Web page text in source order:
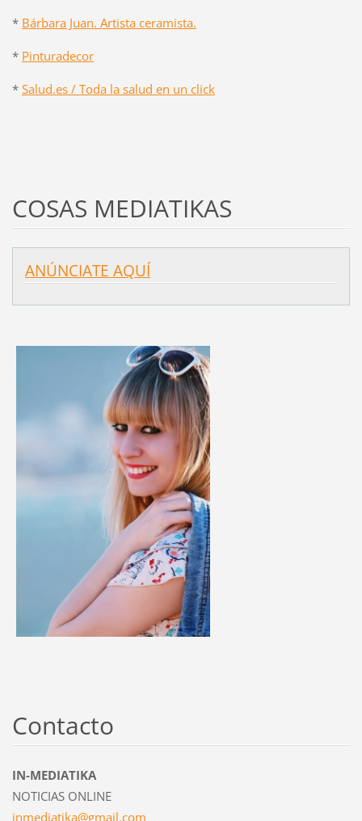
* Bárbara Juan. Artista ceramista.
* Pinturadecor
* Salud.es / Toda la salud en un click
COSAS MEDIATIKAS
ANÚNCIATE AQUÍ
Contacto
IN-MEDIATIKA
NOTICIAS ONLINE
inmediatika@gmail.com